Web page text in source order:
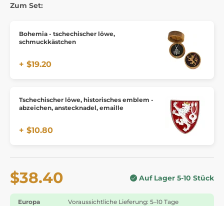
Zum Set:
Bohemia - tschechischer löwe,
schmuckkästchen
+ $19.20
Tschechischer löwe, historisches emblem -
abzeichen, anstecknadel, emaille
+ $10.80
$38.40 Auf Lager 5-10 Stück
Europa
Voraussichtliche Lieferung: 5–10 Tage